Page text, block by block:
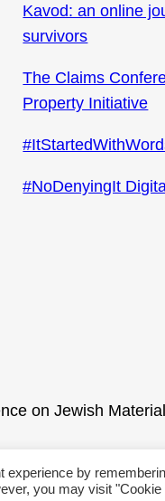
Kavod: an online
survivors
The Claims
Property Initiative
#NoDenyingIt
on Jewish
by
you may visit